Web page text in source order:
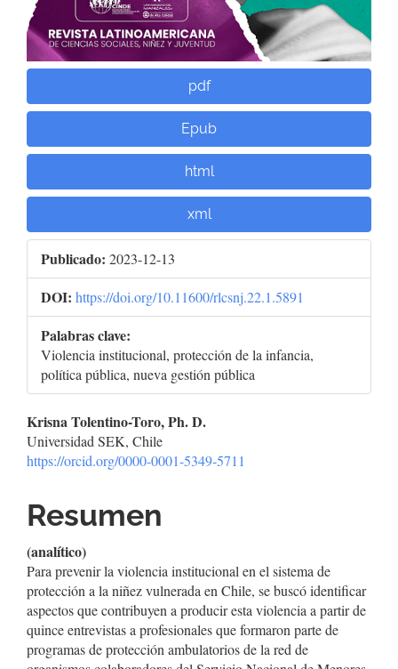
pdf
Epub
html
xml
Publicado: 2023-12-13
DOI: https://doi.org/10.11600/rlcsnj.22.1.5891
Palabras clave:
Violencia institucional, protección de la infancia,
política pública, nueva gestión pública
Contenido
principal
artículo
Krisna Tolentino-Toro, Ph. D.
Universidad SEK, Chile
https://orcid.org/0000-0001-5349-5711
Resumen
(analítico)
Para prevenir la violencia institucional en el sistema de
protección a la niñez vulnerada en Chile, se buscó identificar
aspectos que contribuyen a producir esta violencia a partir de
quince entrevistas a profesionales que formaron parte de
programas de protección ambulatorios de la red de